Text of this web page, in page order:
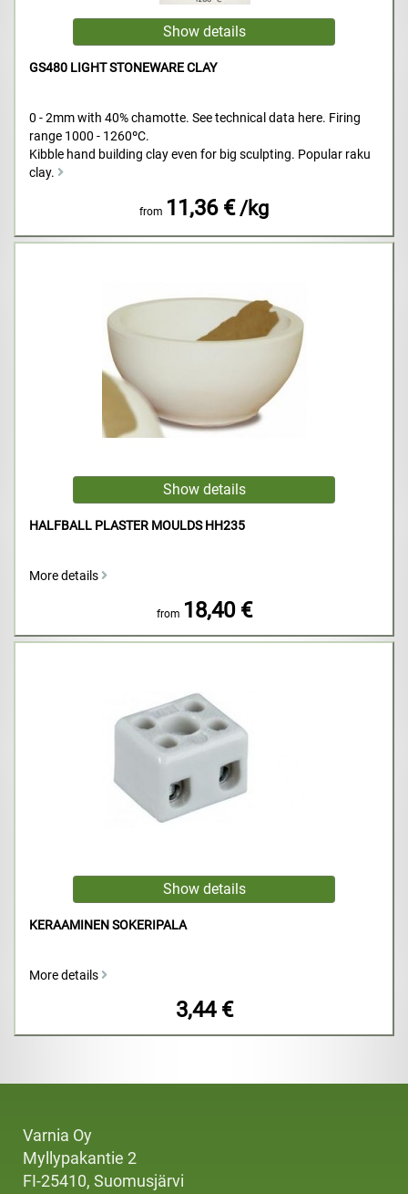
GS480 LIGHT STONEWARE CLAY
0 - 2mm with 40% chamotte. See technical data here. Firing
range 1000 - 1260ºC.
Kibble hand building clay even for big sculpting. Popular raku
clay.
from 11,36 € /kg
HALFBALL PLASTER MOULDS HH235
More details
from 18,40 €
KERAAMINEN SOKERIPALA
More details
3,44 €
Varnia Oy
Myllypakantie 2
FI-25410, Suomusjärvi